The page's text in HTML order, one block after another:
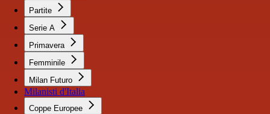
Partite
Serie A
Primavera
Femminile
Milan Futuro
Milanisti d'Italia
Coppe Europee